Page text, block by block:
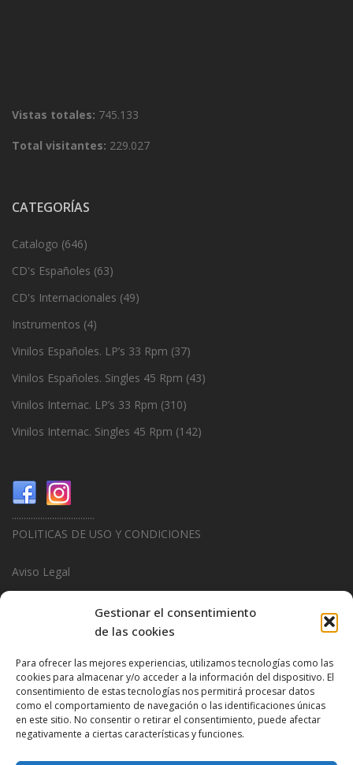
Gestionar el consentimiento
de las cookies
Para ofrecer las mejores experiencias, utilizamos tecnologías como las
cookies para almacenar y/o acceder a la información del dispositivo. El
consentimiento de estas tecnologías nos permitirá procesar datos
como el comportamiento de navegación o las identificaciones únicas
en este sitio. No consentir o retirar el consentimiento, puede afectar
negativamente a ciertas características y funciones.
Vistas totales: 745.133
Total visitantes: 229.027
CATEGORÍAS
Catalogo (646)
CD's Españoles (63)
CD's Internacionales (49)
Instrumentos (4)
Vinilos Españoles. LP’s 33 Rpm (37)
Vinilos Españoles. Singles 45 Rpm (43)
Vinilos Internac. LP’s 33 Rpm (310)
Vinilos Internac. Singles 45 Rpm (142)
...................................
POLITICAS DE USO Y CONDICIONES
Aviso Legal
Politica de Privacidad
...................................
Design & Promotions ByHitred.com